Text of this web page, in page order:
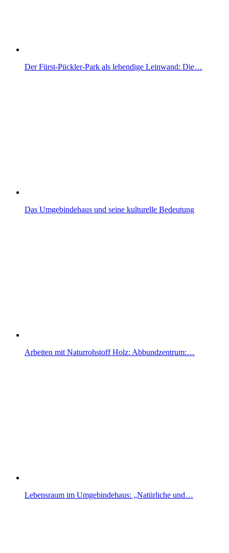
Der Fürst-Pückler-Park als lebendige Leinwand: Die…
Das Umgebindehaus und seine kulturelle Bedeutung
Arbeiten mit Naturrohstoff Holz: Abbundzentrum:…
Lebensraum im Umgebindehaus: „Natürliche und…